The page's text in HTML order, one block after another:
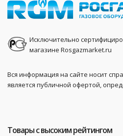
Исключительно
магазине Rosgazmarket.ru
Вся информация на сайте носит
является публичной офертой,
Товары с высоким рейтингом